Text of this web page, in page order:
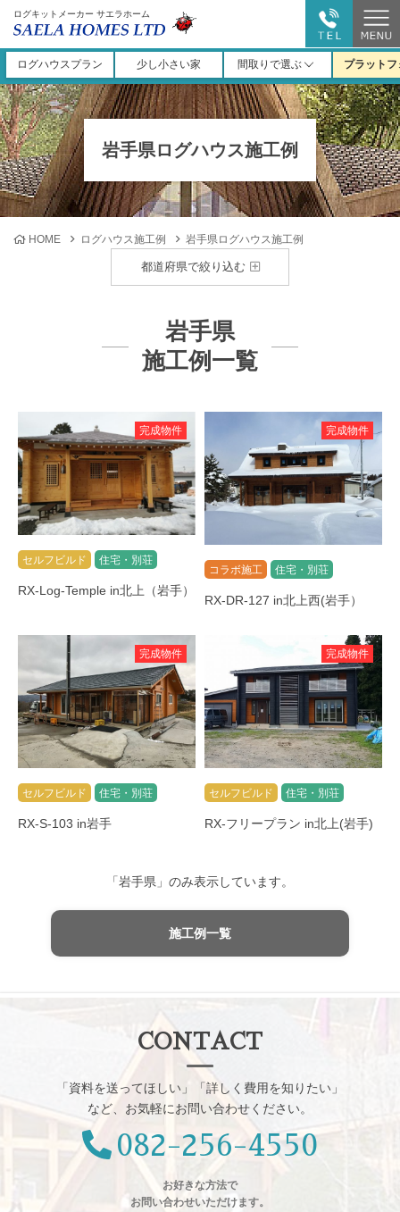
ログキットメーカー サエラホーム
ログハウスプラン 少し小さい家 間取りで選ぶ プラット
岩手県ログハウス施工例
HOME ログハウス施工例 岩手県ログハウス施工例
都道府県で絞り込む
岩手県
施工例一覧
完成物件
セルフビルド 住宅・別荘
RX-Log-Temple in北上（岩手）
完成物件
コラボ施工 住宅・別荘
RX-DR-127 in北上西(岩手）
完成物件
セルフビルド 住宅・別荘
RX-S-103 in岩手
完成物件
セルフビルド 住宅・別荘
RX-フリープラン in北上(岩手)
「岩手県」のみ表示しています。
施工例一覧
CONTACT
「資料を送ってほしい」「詳しく費用を知りたい」
など、お気軽にお問い合わせください。
082-256-4550
お好きな方法で
お問い合わせいただけます。